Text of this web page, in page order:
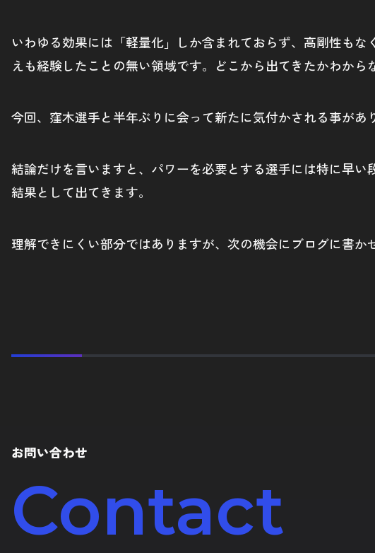
いわゆる効果には「軽量化」しか含まれておらず、高剛性も
えも経験したことの無い領域です。どこから出てきたかわか
今回、窪木選手と半年ぶりに会って新たに気付かされる事があ
結論だけを言いますと、パワーを必要とする選手には特に早い
結果として出てきます。
理解できにくい部分ではありますが、次の機会にブログに書か
お問い合わせ
Contact